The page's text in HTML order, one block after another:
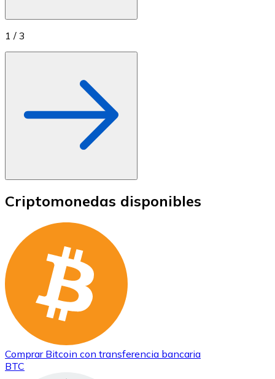
1 / 3
Criptomonedas disponibles
Comprar Bitcoin con transferencia bancaria
BTC